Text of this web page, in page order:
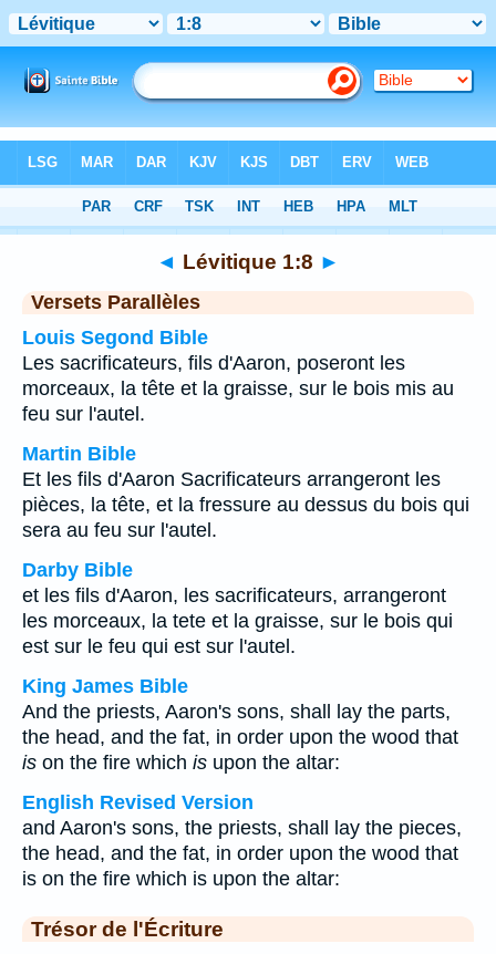
Chapitre 1 > Verset 8
◄ Lévitique 1:8 ►
Versets Parallèles
Louis Segond Bible
Les sacrificateurs, fils d'Aaron, poseront les
morceaux, la tête et la graisse, sur le bois mis au
feu sur l'autel.
Martin Bible
Et les fils d'Aaron Sacrificateurs arrangeront les
pièces, la tête, et la fressure au dessus du bois qui
sera au feu sur l'autel.
Darby Bible
et les fils d'Aaron, les sacrificateurs, arrangeront
les morceaux, la tete et la graisse, sur le bois qui
est sur le feu qui est sur l'autel.
King James Bible
And the priests, Aaron's sons, shall lay the parts,
the head, and the fat, in order upon the wood that
is on the fire which is upon the altar:
English Revised Version
and Aaron's sons, the priests, shall lay the pieces,
the head, and the fat, in order upon the wood that
is on the fire which is upon the altar:
Trésor de l'Écriture